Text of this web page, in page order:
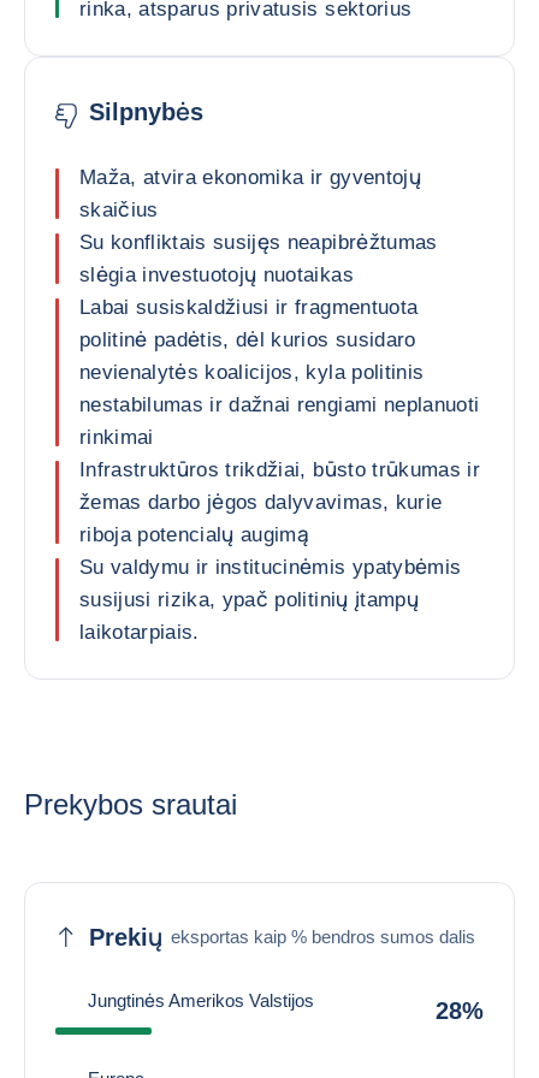
rinka, atsparus privatusis sektorius
Silpnybės
Maža, atvira ekonomika ir gyventojų
skaičius
Su konfliktais susijęs neapibrėžtumas
slėgia investuotojų nuotaikas
Labai susiskaldžiusi ir fragmentuota
politinė padėtis, dėl kurios susidaro
nevienalytės koalicijos, kyla politinis
nestabilumas ir dažnai rengiami neplanuoti
rinkimai
Infrastruktūros trikdžiai, būsto trūkumas ir
žemas darbo jėgos dalyvavimas, kurie
riboja potencialų augimą
Su valdymu ir institucinėmis ypatybėmis
susijusi rizika, ypač politinių įtampų
laikotarpiais.
Prekybos srautai
Prekių eksportas kaip % bendros sumos dalis
Jungtinės Amerikos Valstijos 28%